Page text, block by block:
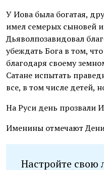
У Иова была богатая,
имел семерых сыновей
Дьяволпозавидовал
убеждать Бога в том,
благодаря своему
Сатане испытать
все, в том числе детей,
На Руси день прозвали
Именины отмечают
Настройте свою